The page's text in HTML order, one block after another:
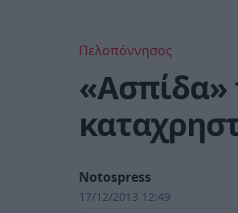
Πελοπόννησος
«Ασπίδα»
Notospress
17/12/2013 12:49